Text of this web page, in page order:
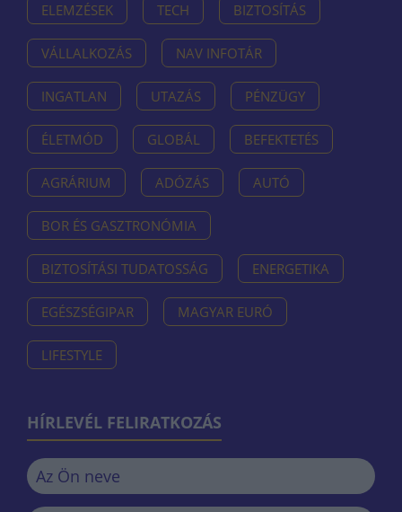
ELEMZÉSEK TECH BIZTOSÍTÁS
VÁLLALKOZÁS NAV INFOTÁR
INGATLAN UTAZÁS PÉNZÜGY
ÉLETMÓD GLOBÁL BEFEKTETÉS
AGRÁRIUM ADÓZÁS AUTÓ
BOR ÉS GASZTRONÓMIA
BIZTOSÍTÁSI TUDATOSSÁG ENERGETIKA
EGÉSZSÉGIPAR MAGYAR EURÓ
LIFESTYLE
HÍRLEVÉL FELIRATKOZÁS